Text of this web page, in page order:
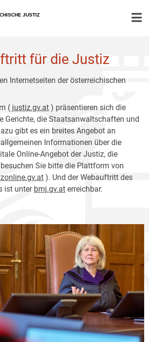
JUSTIZ
für die Justiz
Internetseiten der österreichischen
( justiz.gv.at ) präsentieren sich die
Gerichte, die Staatsanwaltschaften und
gibt es ein breites Angebot an
Informationen über die
Online-Angebot der Justiz, die
Sie bitte die Plattform von
). Und der Webauftritt des
ist unter bmj.gv.at erreichbar.